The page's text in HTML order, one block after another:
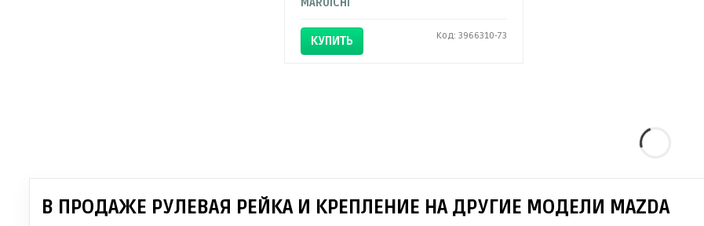
MARUICHI
КУПИТЬ Код: 3966310-73
В ПРОДАЖЕ РУЛЕВАЯ РЕЙКА И КРЕПЛЕНИЕ НА ДРУГИЕ МОДЕЛИ MAZDA